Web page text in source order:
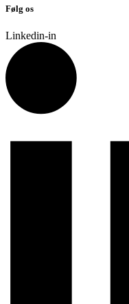
Følg os
Linkedin-in